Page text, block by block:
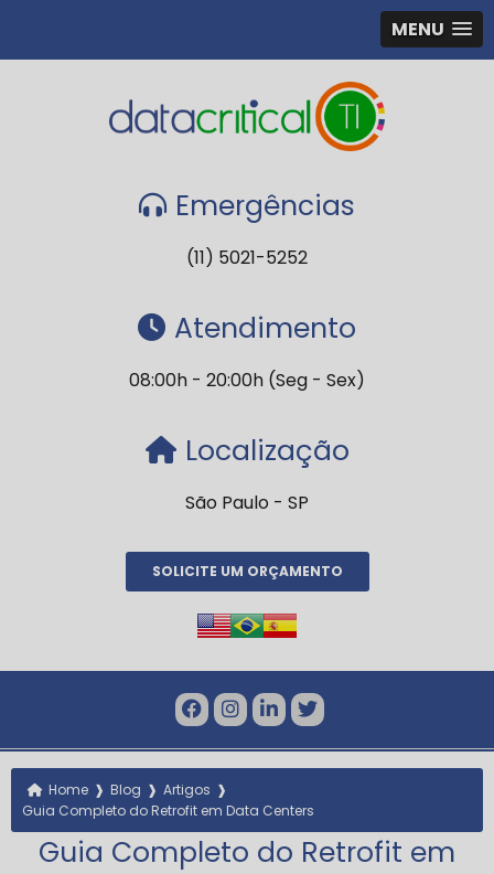
MENU
Emergências
(11) 5021-5252
Atendimento
08:00h - 20:00h (Seg - Sex)
Localização
São Paulo - SP
SOLICITE UM ORÇAMENTO
Home ❱ Blog ❱ Artigos ❱
Guia Completo do Retrofit em Data Centers
Guia Completo do Retrofit em